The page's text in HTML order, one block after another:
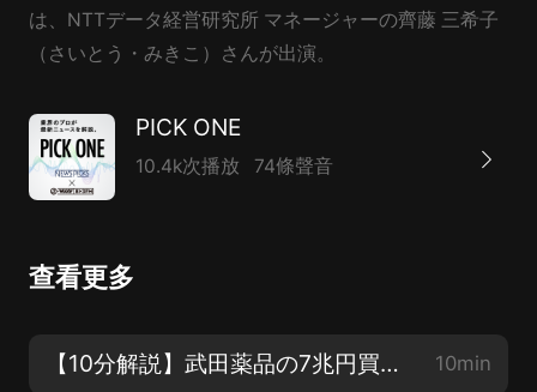
は、NTTデータ経営研究所 マネージャーの齊藤 三希子
（さいとう・みきこ）さんが出演。
PICK ONE
10.4k次播放 74條聲音
查看更多
【10分解説】武田薬品の7兆円買収（田中慎一） 10min